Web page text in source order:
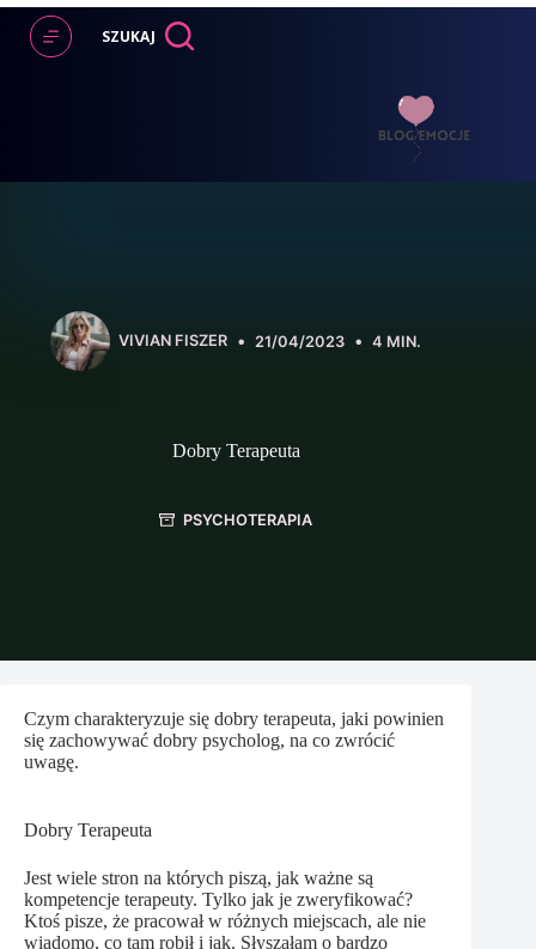
Przejdź
treści
SZUKAJ
VIVIAN FISZER 21/04/2023 4 MIN.
Dobry Terapeuta
PSYCHOTERAPIA
Czym charakteryzuje się dobry terapeuta, jaki powinien
się zachowywać dobry psycholog, na co zwrócić
uwagę.
Dobry Terapeuta
Jest wiele stron na których piszą, jak ważne są
kompetencje terapeuty. Tylko jak je zweryfikować?
Ktoś pisze, że pracował w różnych miejscach, ale nie
wiadomo, co tam robił i jak. Słyszałam o bardzo